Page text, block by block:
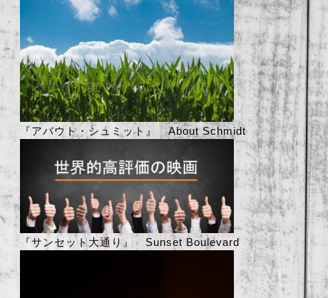
『アバウト・シュミット』 About Schmidt
『サンセット大通り』 Sunset Boulevard